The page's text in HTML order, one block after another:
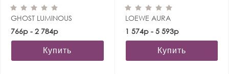
GHOST LUMINOUS
766р - 2 784р
Купить
LOEWE AURA
1 574р - 5 593р
Купить